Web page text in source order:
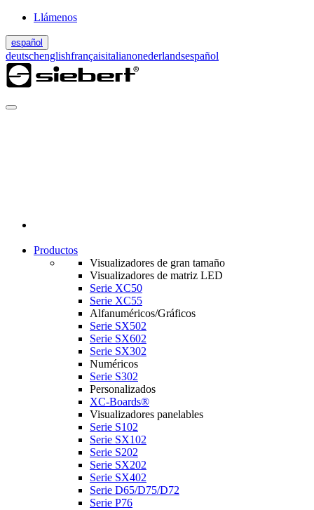
Llámenos
español
deutschenglishfrançaisitalianonederlandsespañol
Productos
Visualizadores de gran tamaño
Visualizadores de matriz LED
Serie XC50
Serie XC55
Alfanuméricos/Gráficos
Serie SX502
Serie SX602
Serie SX302
Numéricos
Serie S302
Personalizados
XC-Boards®
Visualizadores panelables
Serie S102
Serie SX102
Serie S202
Serie SX202
Serie SX402
Serie D65/D75/D72
Serie P76